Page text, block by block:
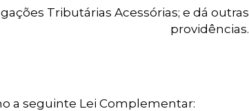
Tributárias Acessórias; e dá outras
providências.
a seguinte Lei Complementar: